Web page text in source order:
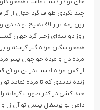
چند بکردی طواف گرد جهان از
زین رمه پر ز لاف هیچ تو دیدی
روز دو سه‌ای زحیر گرد جهان
همچو سگان مرده گیر گرسنه و
مرده دل و مرده جو چون پسر
از کفن مرده ایست در تن تو آن
زنده ندیدی که تا مرده نماید تو
چند کشی در کنار صورت گرمابه را
دامن تو پرسفال پیش تو آن زر و